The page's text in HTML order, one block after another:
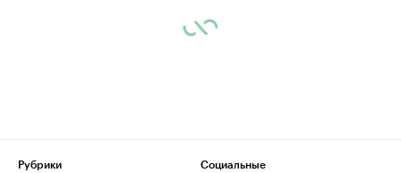
Рубрики
Социальные